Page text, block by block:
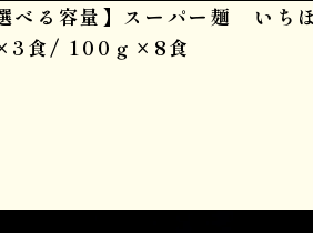
選べる容量】スーパー麺 い
食/ 100ｇ×8食